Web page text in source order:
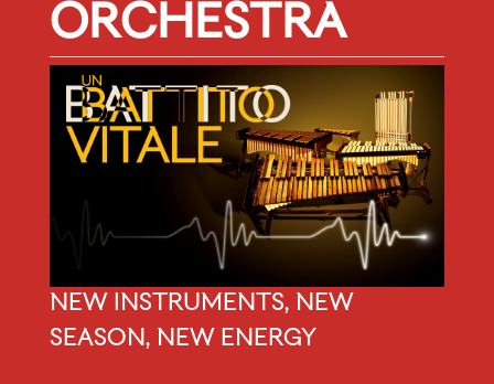
ORCHESTRA
NEW INSTRUMENTS, NEW
SEASON, NEW ENERGY